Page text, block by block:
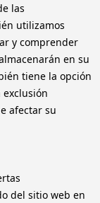
las
utilizamos
y comprender
en su
tiene la opción
afectar su
del sitio web en